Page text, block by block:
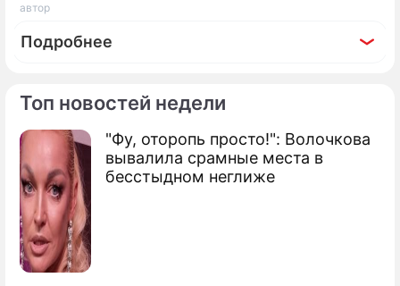
Топ новостей недели
"Фу, оторопь просто!": Волочкова
вывалила срамные места в
бесстыдном неглиже
автор
Подробнее